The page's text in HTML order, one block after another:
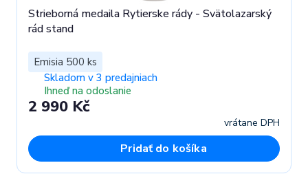
Strieborná medaila Rytierske rády - Svätolazarský
rád stand
Emisia 500 ks
Skladom v 3 predajniach
Ihneď na odoslanie
2 990 Kč
vrátane DPH
Pridať do košíka